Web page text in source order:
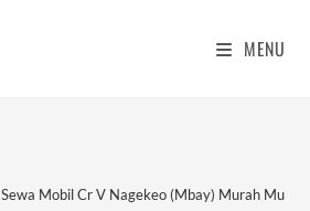
MENU
Sewa Mobil Cr V Nagekeo (Mbay) Murah Mulai